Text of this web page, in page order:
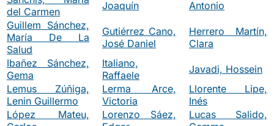
del Carmen
Joaquín
Antonio
Guillem Sánchez,
María De La
Salud
Gutiérrez Cano,
José Daniel
Herrero Martín,
Clara
Ibañez Sánchez,
Gema
Italiano,
Raffaele
Javadi, Hossein
Lemus Zúñiga,
Lenin Guillermo
Lerma Arce,
Victoria
Llorente Lipe,
Inés
López Mateu,
Lorenzo Sáez,
Lucas Salido,